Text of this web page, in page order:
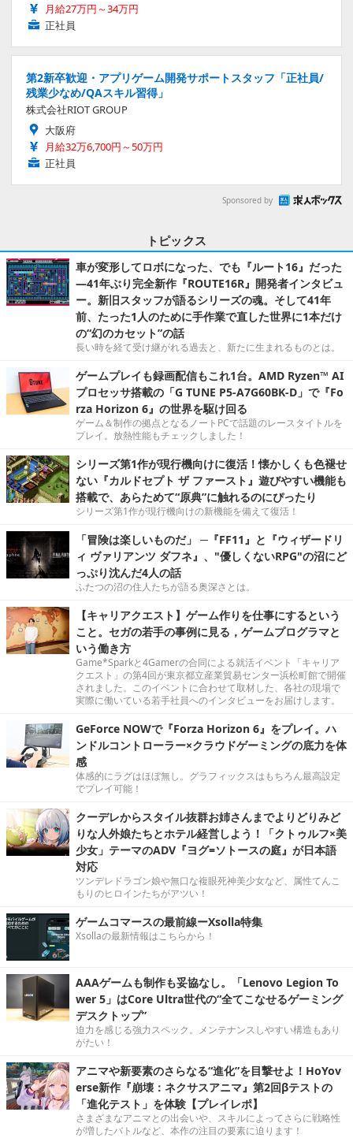
月給27万円～34万円
正社員
第2新卒歓迎・アプリゲーム開発サポートスタッフ「正社員/
残業少なめ/QAスキル習得」
株式会社RIOT GROUP
大阪府
月給32万6,700円～50万円
正社員
Sponsored by
トピックス
車が変形してロボになった、でも『ルート16』だった
―41年ぶり完全新作『ROUTE16R』開発者インタビュ
ー。新旧スタッフが語るシリーズの魂。そして41年
前、たった1人のために手作業で直した世界に1本だけ
の“幻のカセット”の話
長い時を経て受け継がれる過去と、新たに生まれるものとは。
ゲームプレイも録画配信もこれ1台。AMD Ryzen™ AI
プロセッサ搭載の「G TUNE P5-A7G60BK-D」で『Fo
rza Horizon 6』の世界を駆け回る
ゲーム＆制作の拠点となるノートPCで話題のレースタイトルを
プレイ。放熱性能もチェックしました！
シリーズ第1作が現行機向けに復活！懐かしくも色褪せ
ない『カルドセプト ザ ファースト』遊びやすい機能も
搭載で、あらためて“原典”に触れるのにぴったり
シリーズ第1作が現行機向けの新機能を備えて復活！
「冒険は楽しいものだ」 ─『FF11』と『ウィザードリ
ィ ヴァリアンツ ダフネ』、"優しくないRPG"の沼にど
っぷり沈んだ4人の話
ふたつの沼の住人たちが語る奥深さとは。
【キャリアクエスト】ゲーム作りを仕事にするという
こと。セガの若手の事例に見る，ゲームプログラマと
いう働き方
Game*Sparkと4Gamerの合同による就活イベント「キャリア
クエスト」の第4回が東京都立産業貿易センター浜松町館で開催
されました。このイベントに合わせて取材した、各社の現場で
実際に働いている若手社員へのインタビューをお届けします。
GeForce NOWで『Forza Horizon 6』をプレイ。ハ
ンドルコントローラー×クラウドゲーミングの底力を体
感
体感的にラグはほぼ無し。グラフィックスはもちろん最高設定
でプレイ可能！
クーデレからスタイル抜群お姉さんまでよりどりみど
りな人外娘たちとホテル経営しよう！「クトゥルフ×美
少女」テーマのADV『ヨグ=ソトースの庭』が日本語
対応
ツンデレドラゴン娘や無口な複眼死神美少女など、属性てんこ
もりのヒロインたちがアツい！
ゲームコマースの最前線ーXsolla特集
Xsollaの最新情報はこちらから！
AAAゲームも制作も妥協なし。「Lenovo Legion To
wer 5」はCore Ultra世代の“全てこなせるゲーミング
デスクトップ”
迫力を感じる強力スペック。メンテナンスしやすい構造もあり
がたい！
アニマや新要素のさらなる“進化”を目撃せよ！HoYov
erse新作『崩壊：ネクサスアニマ』第2回βテストの
「進化テスト」を体験【プレイレポ】
さまざまなアニマとの出会いや、スキルによってさらに戦略性
が増したバトルなど、本作の注目の要素に迫ります！